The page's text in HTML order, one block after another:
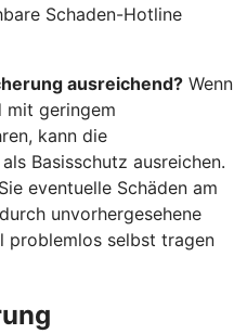
Schaden-Hotline
ausreichend? Wenn
mit geringem
kann die
Basisschutz ausreichen.
eventuelle Schäden am
unvorhergesehene
problemlos selbst tragen